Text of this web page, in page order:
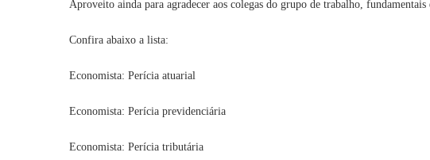
Aproveito ainda para agradecer aos colegas do grupo de trabalho,
Confira abaixo a lista:
Economista: Perícia atuarial
Economista: Perícia previdenciária
Economista: Perícia tributária